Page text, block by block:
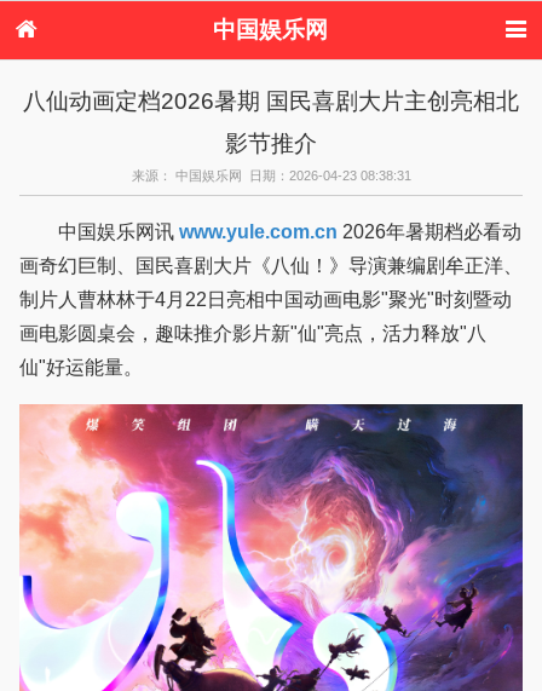
中国娱乐网
电视剧
演唱会 综艺节目
偶像活动
八仙动画定档2026暑期 国民喜剧大片主创亮相北
影节推介
来源： 中国娱乐网 日期：2026-04-23 08:38:31
中国娱乐网讯 www.yule.com.cn
画奇幻巨制、国民喜剧大片《八仙！》导演兼编剧牟正洋、
制片人曹林林于4月22日亮相中国动画电影"聚光"时刻暨动
画电影圆桌会，趣味推介影片新"仙"亮点，活力释放"八
仙"好运能量。